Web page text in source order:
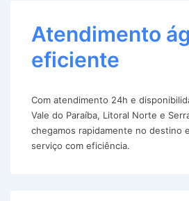
Atendimento
eficiente
Com atendimento 24h e
Vale do Paraíba, Litoral Norte e
chegamos rapidamente no destino
serviço com eficiência.